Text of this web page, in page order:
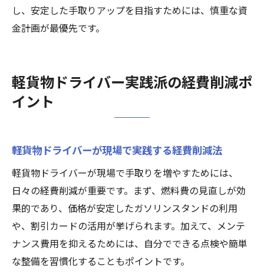
し、安定した手取りアップを目指すためには、慎重な資
金計画が最優先です。
軽貨物ドライバー実践派の経費削減ポ
イント
軽貨物ドライバーが現場で実践する経費削減法
軽貨物ドライバーが現場で手取りを増やすためには、
日々の経費削減が重要です。まず、燃料費の見直しが効
果的であり、価格が安定したガソリンスタンドの利用
や、割引カードの活用が挙げられます。加えて、メンテ
ナンス費用を抑えるためには、自分でできる点検や簡単
な整備を習慣化することもポイントです。